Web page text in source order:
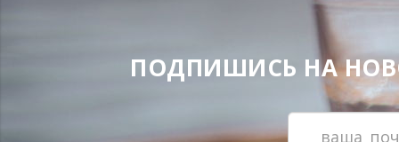
ПОДПИШИСЬ НА